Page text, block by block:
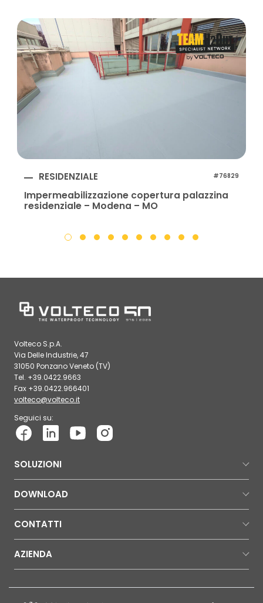
RESIDENZIALE #76829
Impermeabilizzazione copertura palazzina
residenziale – Modena – MO
Volteco S.p.A.
Via Delle Industrie, 47
31050 Ponzano Veneto (TV)
Tel. +39.0422.9663
Fax +39.0422.966401
volteco@volteco.it
Seguici su:
SOLUZIONI
DOWNLOAD
CONTATTI
AZIENDA